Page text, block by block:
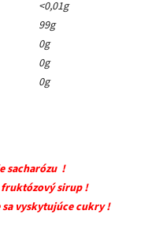
<0,01g
99g
0g
0g
0g
sacharózu !
fruktózový sirup !
vyskytujúce cukry !